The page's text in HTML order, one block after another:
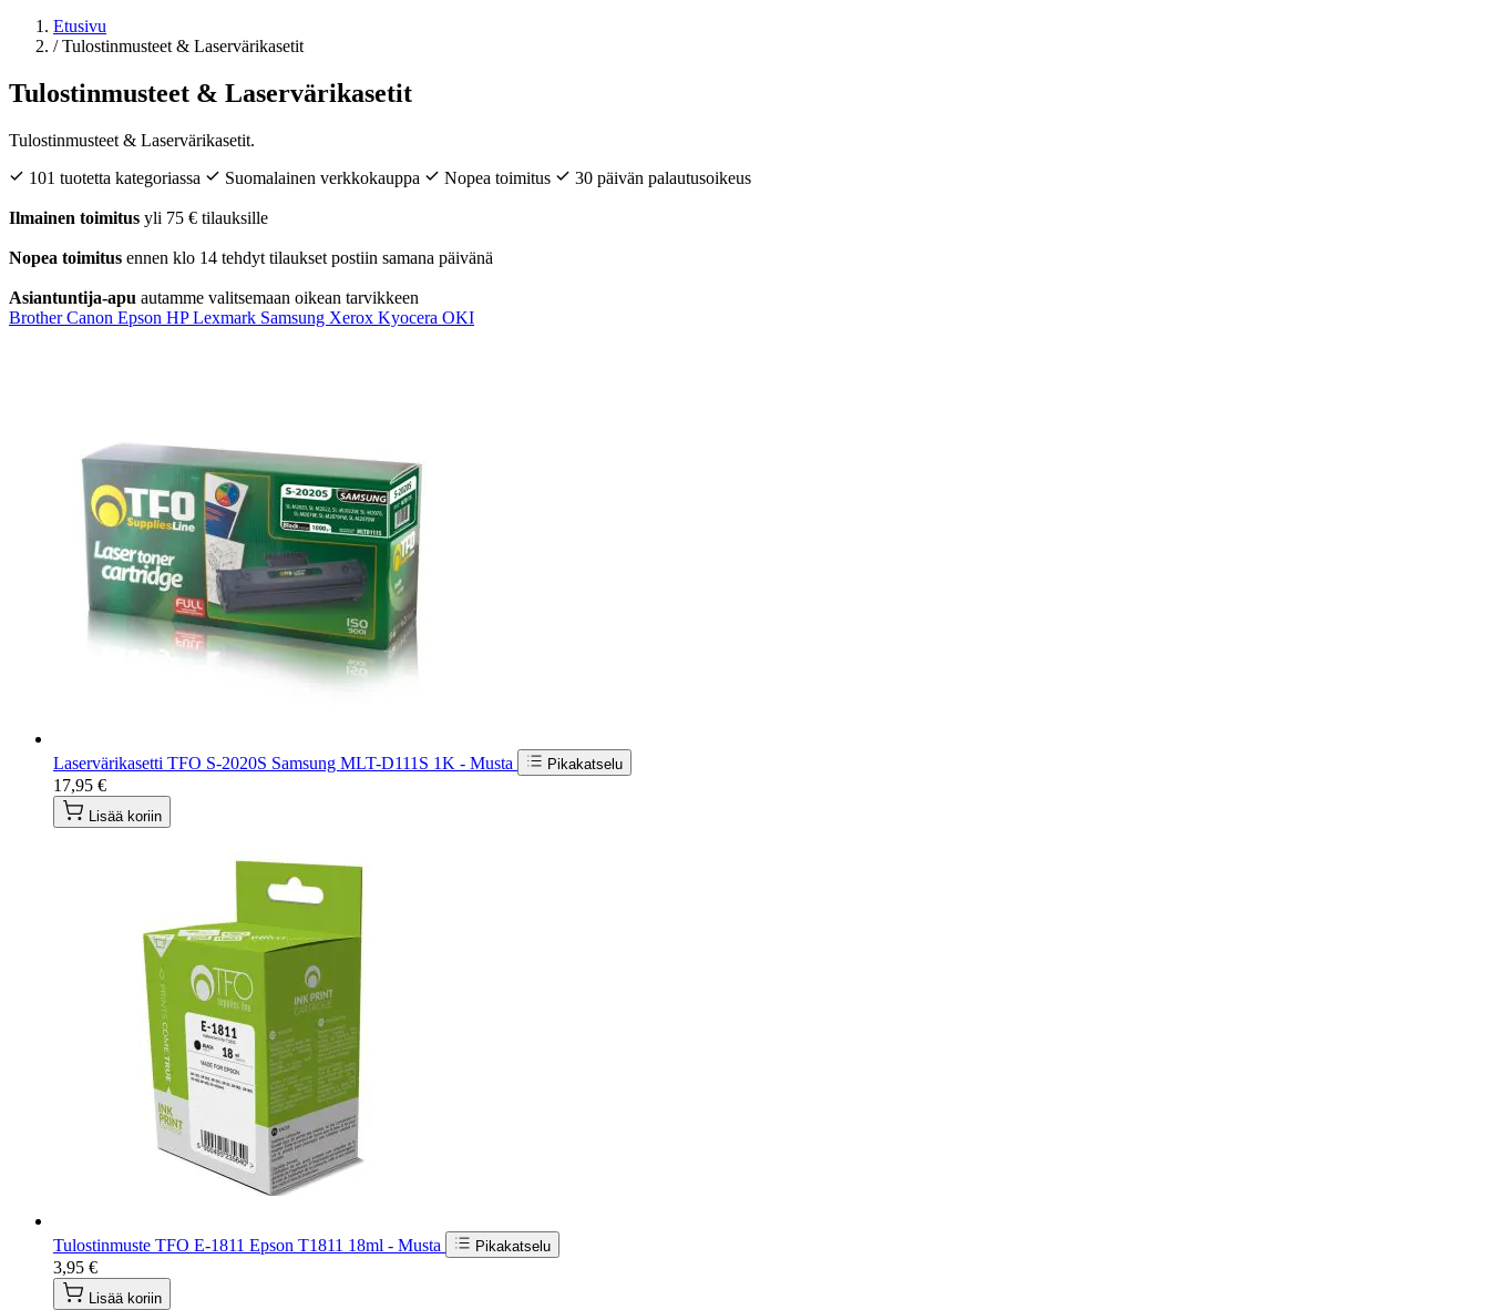
Etusivu
/ Tulostinmusteet & Laservärikasetit
Tulostinmusteet & Laservärikasetit
Tulostinmusteet & Laservärikasetit.
101 tuotetta kategoriassa
Suomalainen verkkokauppa Nopea toimitus 30 päivän palautusoikeus
Ilmainen toimitus yli 75 € tilauksille
Nopea toimitus ennen klo 14 tehdyt tilaukset postiin samana päivänä
Asiantuntija-apu autamme valitsemaan oikean tarvikkeen
BrotherCanon Epson HPLexmark Samsung Xerox Kyocera OKI
Laservärikasetti TFO S-2020S Samsung MLT-D111S 1K - Musta Pikakatselu
17,95 €
Lisää koriin
Tulostinmuste TFO E-1811 Epson T1811 18ml - Musta Pikakatselu
3,95 €
Lisää koriin